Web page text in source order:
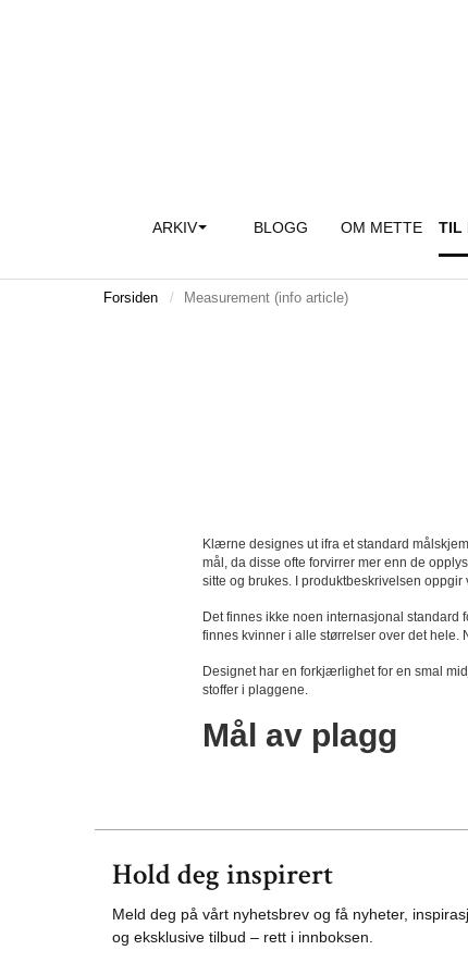
ARKIV BLOGG OM METTE TIL
Forsiden Measurement (info article)
Klærne designes ut ifra et standard
mål, da disse ofte forvirrer mer enn de
sitte og brukes. I produktbeskrivelsen
Det finnes ikke noen internasjonal standard
finnes kvinner i alle størrelser over det hele.
Designet har en forkjærlighet for en smal
stoffer i plaggene.
Mål av plagg
Hold deg inspirert
Meld deg på vårt nyhetsbrev og få nyheter,
og eksklusive tilbud – rett i innboksen.